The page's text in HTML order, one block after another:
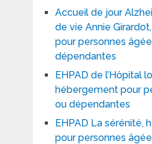
Accueil de jour
de vie Annie
pour personnes
dépendantes
EHPAD de l’Hôpital
hébergement pour
ou dépendantes
EHPAD La sérénité,
pour personnes